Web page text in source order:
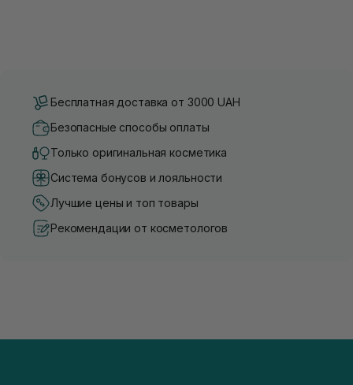
Бесплатная доставка от 3000 UAH
Безопасные способы оплаты
Только оригинальная косметика
Система бонусов и лояльности
Лучшие цены и топ товары
Рекомендации от косметологов